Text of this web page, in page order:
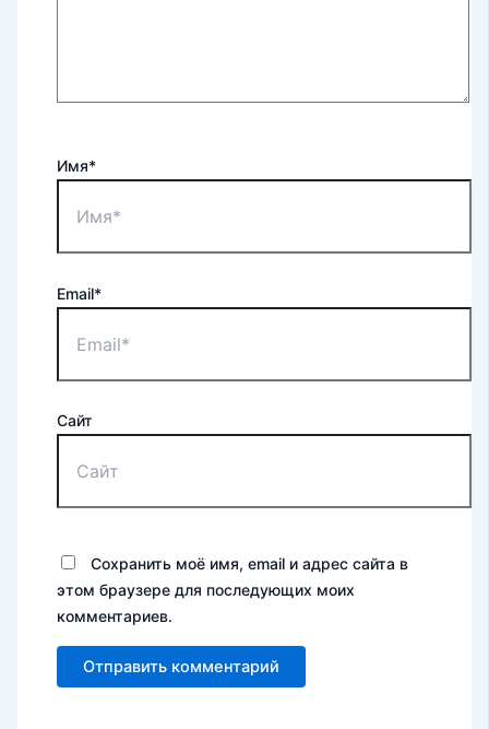
Имя*
Email*
Сайт
Сохранить моё имя, email и адрес сайта в
этом браузере для последующих моих
комментариев.